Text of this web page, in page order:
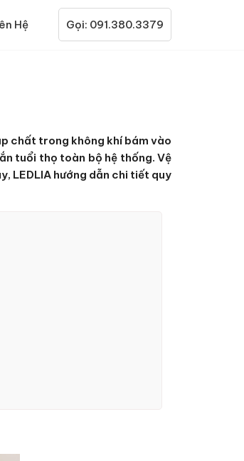
Gọi: 091.380.3379
Hệ
chất trong không khí bám vào
tuổi thọ toàn bộ hệ thống. Vệ
LEDLIA hướng dẫn chi tiết quy